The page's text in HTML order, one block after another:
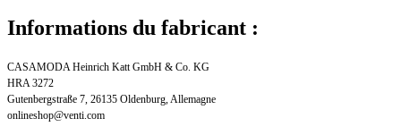
Informations du fabricant :
CASAMODA Heinrich Katt GmbH & Co. KG
HRA 3272
Gutenbergstraße 7, 26135 Oldenburg, Allemagne
onlineshop@venti.com